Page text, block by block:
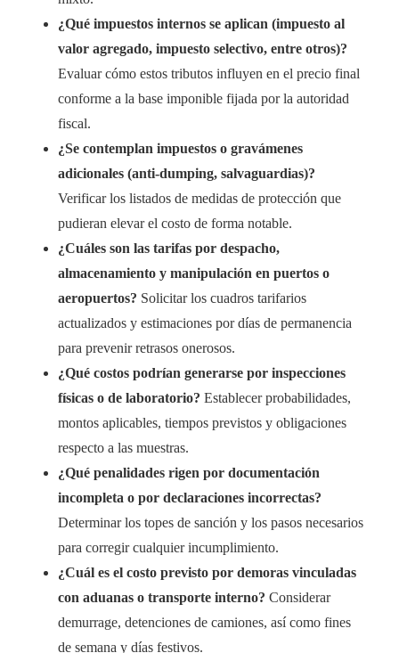
¿Qué impuestos internos se aplican (impuesto al
valor agregado, impuesto selectivo, entre otros)?
Evaluar cómo estos tributos influyen en el precio final
conforme a la base imponible fijada por la autoridad
fiscal.
¿Se contemplan impuestos o gravámenes
adicionales (anti-dumping, salvaguardias)?
Verificar los listados de medidas de protección que
pudieran elevar el costo de forma notable.
¿Cuáles son las tarifas por despacho,
almacenamiento y manipulación en puertos o
aeropuertos? Solicitar los cuadros tarifarios
actualizados y estimaciones por días de permanencia
para prevenir retrasos onerosos.
¿Qué costos podrían generarse por inspecciones
físicas o de laboratorio? Establecer probabilidades,
montos aplicables, tiempos previstos y obligaciones
respecto a las muestras.
¿Qué penalidades rigen por documentación
incompleta o por declaraciones incorrectas?
Determinar los topes de sanción y los pasos necesarios
para corregir cualquier incumplimiento.
¿Cuál es el costo previsto por demoras vinculadas
con aduanas o transporte interno? Considerar
demurrage, detenciones de camiones, así como fines
de semana y días festivos.